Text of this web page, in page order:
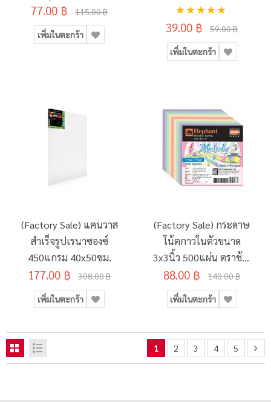
77.00 ฿ 115.00 ฿
เพิ่มในตะกร้า
อันดับ:
100%
39.00 ฿ 59.00 ฿
เพิ่มในตะกร้า
(Factory Sale) แคนวาส
สำเร็จรูปเรนาซองซ์
450แกรม 40x50ซม.
177.00 ฿ 308.00 ฿
เพิ่มในตะกร้า
(Factory Sale) กระดาษ
โน้ตกาวในตัวขนาด
3x3นิ้ว 500แผ่น ตราช้าง
รุ่น Melody
88.00 ฿ 140.00 ฿
เพิ่มในตะกร้า
1 2 3 4 5